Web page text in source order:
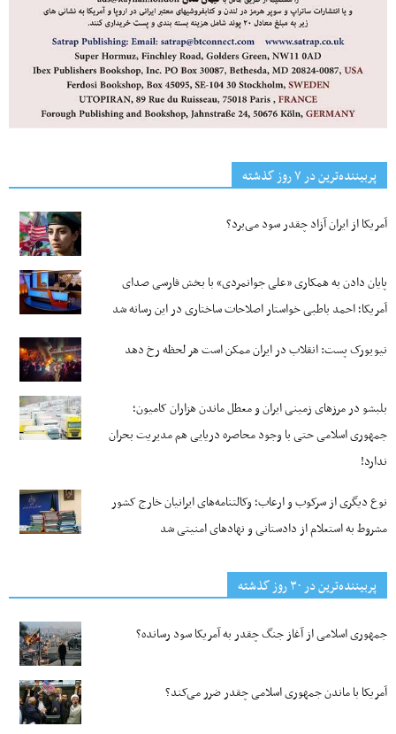
پربیننده‌ترین‌ در ۷ روز گذشته
آمریکا از ایران آزاد چقدر سود می‌برد؟
پایان دادن به همکاری «علی جوانمردی» با بخش فارسی صدای
آمریکا؛ احمد باطبی خواستار اصلاحات ساختاری در این رسانه شد
نیویورک پست: انقلاب در ایران ممکن است هر لحظه رخ دهد
بلبشو در مرزهای زمینی ایران و معطل ماندن هزاران کامیون؛
جمهوری اسلامی حتی با وجود محاصره دریایی هم مدیریت بحران
ندارد!
نوع دیگری از سرکوب و ارعاب؛ وکالتنامه‌های ایرانیان خارج کشور
مشروط به استعلام از دادستانی و نهادهای امنیتی شد
پربیننده‌ترین‌ در ۳۰ روز گذشته
جمهوری اسلامی از آغاز جنگ چقدر به آمریکا سود رسانده؟
آمریکا با ماندن جمهوری اسلامی چقدر ضرر می‌کند؟